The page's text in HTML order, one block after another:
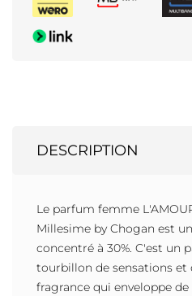
DESCRIPTION
Le parfum femme
Millesime by Chogan est
concentré à 30%. C'est un
tourbillon de sensations et
fragrance qui enveloppe